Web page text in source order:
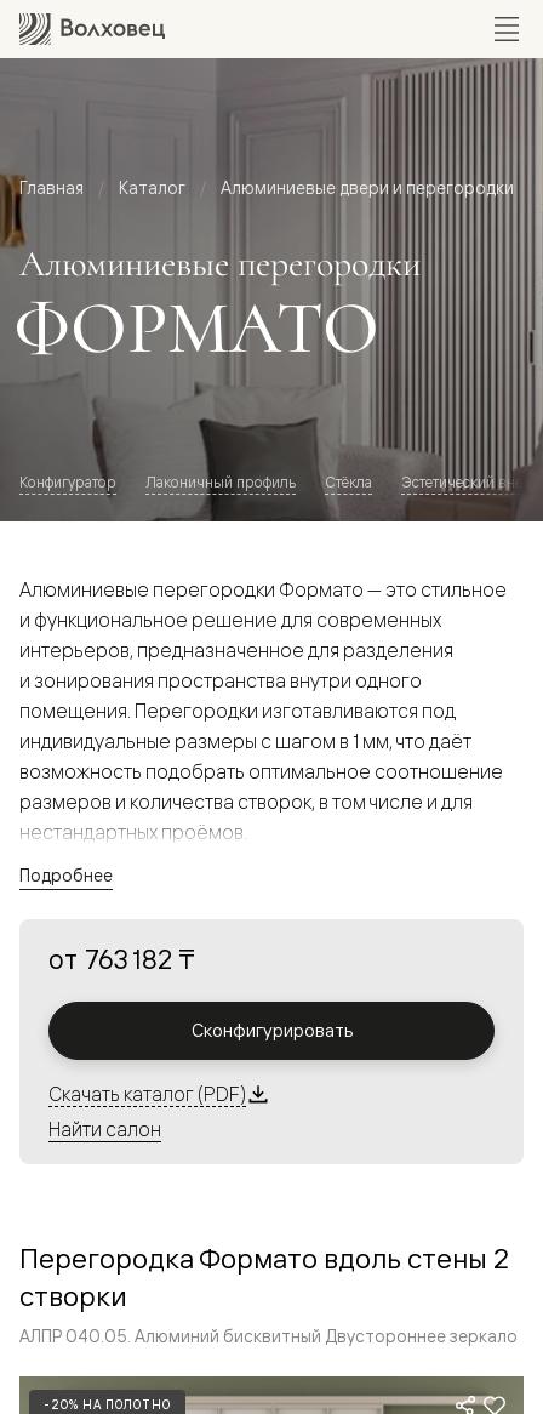
Главная Каталог Алюминиевые двери и перегородки
Алюминиевые перегородки
ФОРМАТО
Конфигуратор Лаконичный профиль Стёкла Эстетический
Алюминиевые перегородки Формато — это стильное
и функциональное решение для современных
интерьеров, предназначенное для разделения
и зонирования пространства внутри одного
помещения. Перегородки изготавливаются под
индивидуальные размеры с шагом в 1 мм, что даёт
возможность подобрать оптимальное соотношение
размеров и количества створок, в том числе и для
нестандартных проёмов.
а большой выбор вставок из стекла с различными
решения в интерьере и варьировать освещённость.
Алюминиевые перегородки имеют единый профиль
с алюминиевыми дверьми и легко сочетаются в одном
алюминиевых перегородок и дверей координируется
со стеновыми панелями Волховец.
Подробнее
от 763 182 ₸
Сконфигурировать
Скачать каталог (PDF)
Найти салон
Перегородка Формато вдоль стены 2
створки
АЛПР 040.05. Алюминий бисквитный Двустороннее зеркало
-20% НА ПОЛОТНО